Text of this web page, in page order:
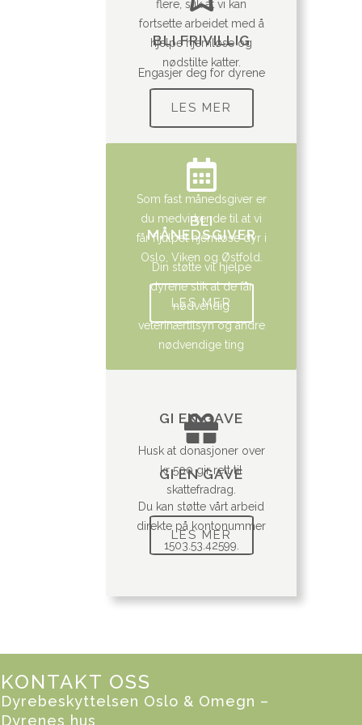
BLI FRIVILLIG
Engasjer deg for dyrene
flere, slik at vi kan
fortsette arbeidet med å
hjelpe hjemløse og
nødstilte katter.
LES MER
BLI
MÅNEDSGIVER
Din støtte vil hjelpe
dyrene slik at de får
nødvendig
veterinærtilsyn og andre
nødvendige ting
Som fast månedsgiver er
du medvirkende til at vi
får hjulpet hjemløse dyr i
Oslo, Viken og Østfold.
LES MER
GI EN GAVE
Du kan støtte vårt arbeid
direkte på kontonummer
1503.53.42599.
GI EN GAVE
Husk at donasjoner over
kr 500 gir rett til
skattefradrag.
LES MER
KONTAKT OSS
Dyrebeskyttelsen Oslo & Omegn –
Dyrenes hus